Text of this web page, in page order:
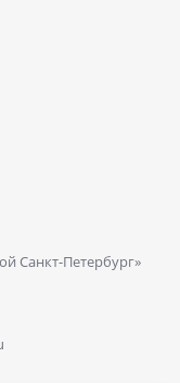
Санкт-Петербург»